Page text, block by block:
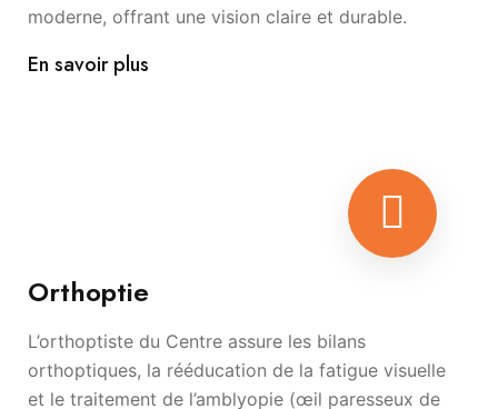
moderne, offrant une vision claire et durable.
En savoir plus
Orthoptie
L’orthoptiste du Centre assure les bilans
orthoptiques, la rééducation de la fatigue visuelle
et le traitement de l’amblyopie (œil paresseux de